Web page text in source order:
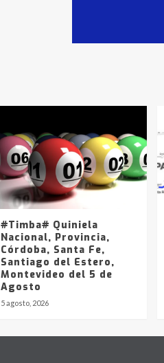
3
4
#Timba# Quiniela
Nacional, Provincia,
Córdoba, Santa Fe,
Santiago del Estero,
Montevideo del 5 de
Agosto
5 agosto, 2026